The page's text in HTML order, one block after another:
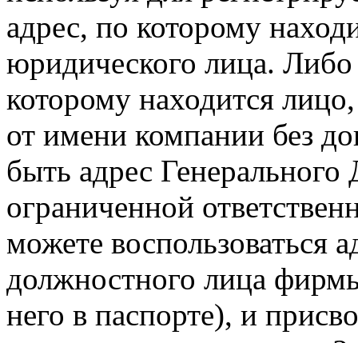
адрес, по которому
юридического лица.
которому находится
от имени компании без
быть адрес Генерального
ограниченной
можете воспользоваться
должностного лица
него в паспорте), и